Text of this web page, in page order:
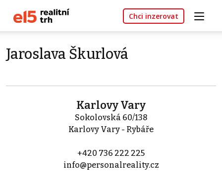
Chci inzerovat
Jaroslava Škurlová
Karlovy Vary
Sokolovská 60/138
Karlovy Vary - Rybáře
+420 736 222 225
info@personalreality.cz